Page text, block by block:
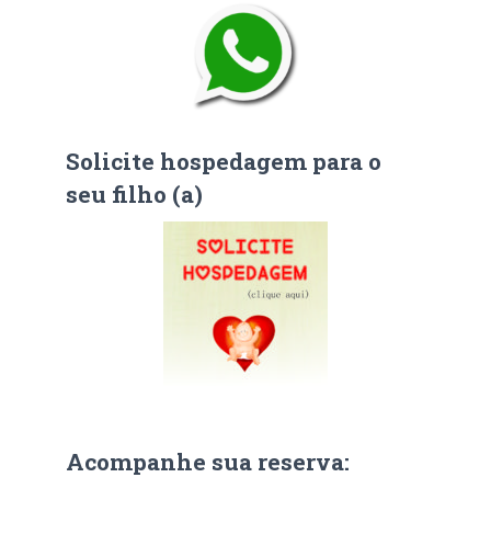
Solicite hospedagem para o
seu filho (a)
Acompanhe sua reserva: